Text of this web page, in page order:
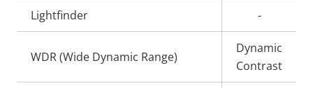
Lightfinder -
WDR (Wide Dynamic Range)
Dynamic
Contrast